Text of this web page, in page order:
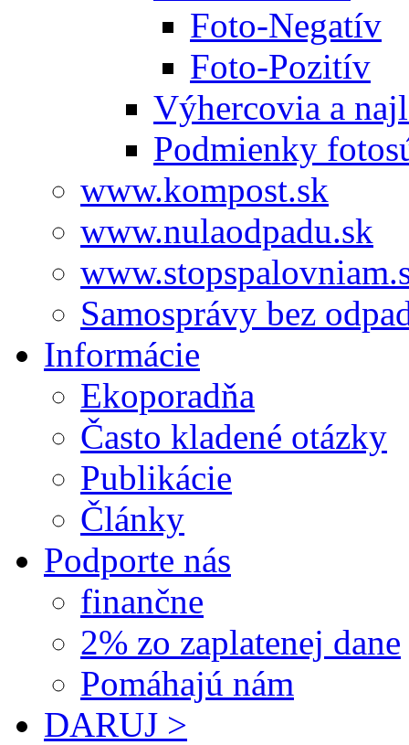
Foto-Negatív
Foto-Pozitív
Výhercovia a
Podmienky
www.kompost.sk
www.nulaodpadu.sk
Samosprávy bez
Informácie
Ekoporadňa
Často kladené otázky
Publikácie
Články
Podporte nás
finančne
2% zo zaplatenej dane
Pomáhajú nám
DARUJ >